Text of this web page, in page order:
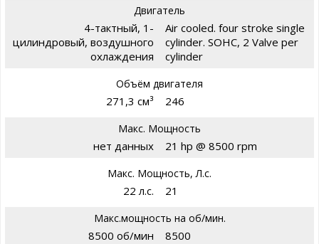
Двигатель
4-тактный, 1-
цилиндровый, воздушного
охлаждения
Air cooled. four stroke single
cylinder. SOHC, 2 Valve per
cylinder
Объём двигателя
271,3 см³ 246
Макс. Мощность
нет данных 21 hp @ 8500 rpm
Макс. Мощность, Л.с.
22 л.с. 21
Макс.мощность на об/мин.
8500 об/мин 8500